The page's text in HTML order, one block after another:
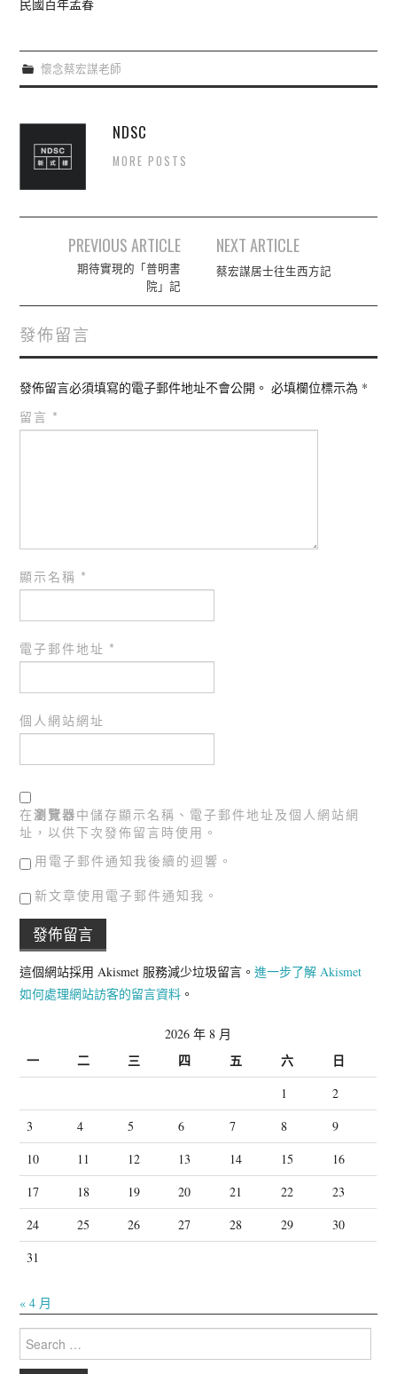
民國百年孟春
懷念蔡宏謀老師
NDSC
MORE POSTS
navigation
PREVIOUS ARTICLE
期待實現的「普明書
院」記
NEXT ARTICLE
蔡宏謀居士往生西方記
發佈留言
發佈留言必須填寫的電子郵件地址不會公開。 必填欄位標示為 *
留言 *
顯示名稱 *
電子郵件地址 *
個人網站網址
在瀏覽器中儲存顯示名稱、電子郵件地址及個人網站網
址，以供下次發佈留言時使用。
用電子郵件通知我後續的迴響。
新文章使用電子郵件通知我。
這個網站採用 Akismet 服務減少垃圾留言。進一步了解 Akismet
如何處理網站訪客的留言資料 。
2026 年 8 月
一 二 三 四 五 六 日
1
2
3
4 5 6 7 8
9
10
11 12 13 14 15
16
17
18 19 20 21 22
23
24
25 26 27 28 29
30
31
« 4 月
for: